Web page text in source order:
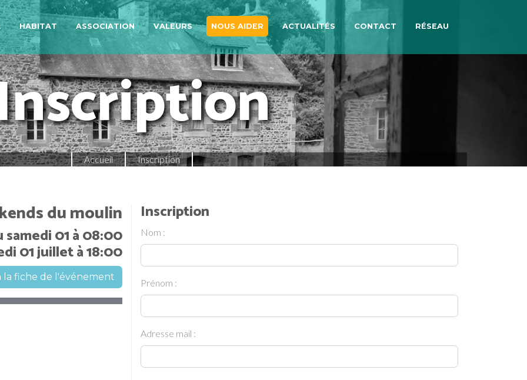
HABITAT ASSOCIATION VALEURS NOUS AIDER ACTUALITÉS CONTACT RÉSEAU
Accueil Inscription
du moulin
samedi 01 à 08:00
01 juillet à 18:00
la fiche de l'événement
Inscription
Nom :
Prénom :
Adresse mail :